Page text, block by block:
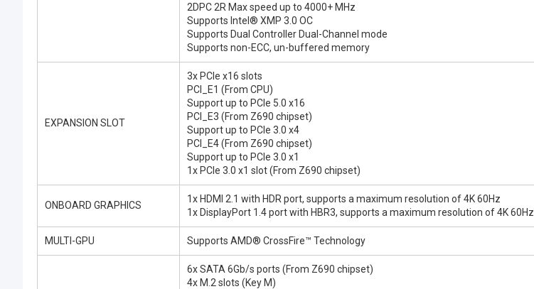
2DPC 2R Max speed up to 4000+ MHz
Supports Intel® XMP 3.0 OC
Supports Dual Controller Dual-Channel mode
Supports non-ECC, un-buffered memory
EXPANSION SLOT
3x PCIe x16 slots
PCI_E1 (From CPU)
Support up to PCIe 5.0 x16
PCI_E3 (From Z690 chipset)
Support up to PCIe 3.0 x4
PCI_E4 (From Z690 chipset)
Support up to PCIe 3.0 x1
1x PCIe 3.0 x1 slot (From Z690 chipset)
ONBOARD GRAPHICS
1x HDMI 2.1 with HDR port, supports a maximum resolution of 4K 60Hz
1x DisplayPort 1.4 port with HBR3, supports a maximum resolution of 4K 60Hz
MULTI-GPU Supports AMD® CrossFire™ Technology
6x SATA 6Gb/s ports (From Z690 chipset)
4x M.2 slots (Key M)